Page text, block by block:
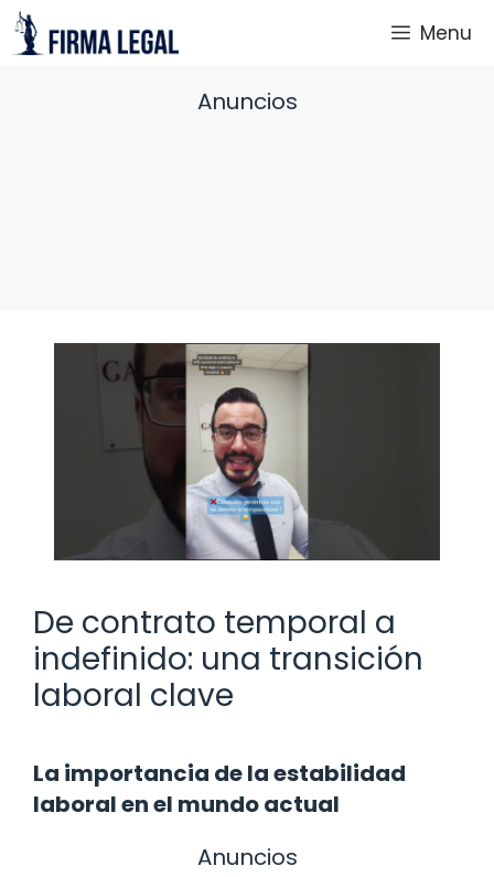
Saltar
al
Menu
Anuncios
De contrato temporal a
indefinido: una transición
laboral clave
La importancia de la estabilidad
laboral en el mundo actual
Anuncios